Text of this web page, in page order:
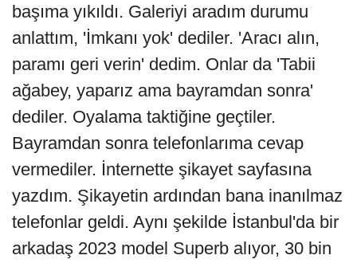
başıma yıkıldı. Galeriyi aradım durumu
anlattım, 'İmkanı yok' dediler. 'Aracı alın,
paramı geri verin' dedim. Onlar da 'Tabii
ağabey, yaparız ama bayramdan sonra'
dediler. Oyalama taktiğine geçtiler.
Bayramdan sonra telefonlarıma cevap
vermediler. İnternette şikayet sayfasına
yazdım. Şikayetin ardından bana inanılmaz
telefonlar geldi. Aynı şekilde İstanbul'da bir
arkadaş 2023 model Superb alıyor, 30 bin